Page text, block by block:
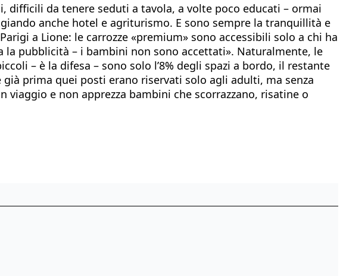
difficili da tenere seduti a tavola, a volte poco educati – ormai
anche hotel e agriturismo. E sono sempre la tranquillità e
a Lione: le carrozze «premium» sono accessibili solo a chi ha
pubblicità – i bambini non sono accettati». Naturalmente, le
– è la difesa – sono solo l’8% degli spazi a bordo, il restante
prima quei posti erano riservati solo agli adulti, ma senza
e non apprezza bambini che scorrazzano, risatine o